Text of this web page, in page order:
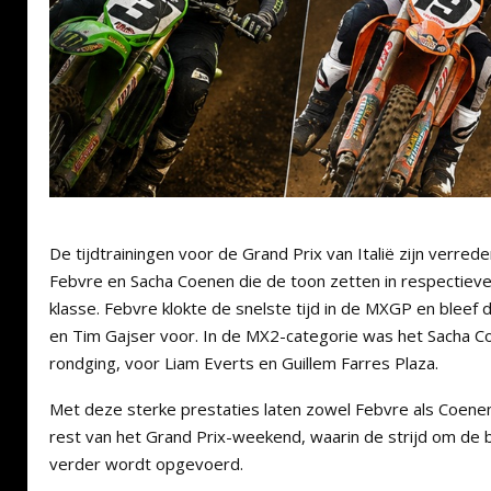
De tijdtrainingen voor de Grand Prix van Italië zijn
Febvre en Sacha Coenen die de toon zetten in
klasse. Febvre klokte de snelste tijd in de MXGP en bleef
en Tim Gajser voor. In de MX2-categorie was het Sacha
rondging, voor Liam Everts en Guillem Farres Plaza.
Met deze sterke prestaties laten zowel Febvre als
rest van het Grand Prix-weekend, waarin de strijd om de
verder wordt opgevoerd.